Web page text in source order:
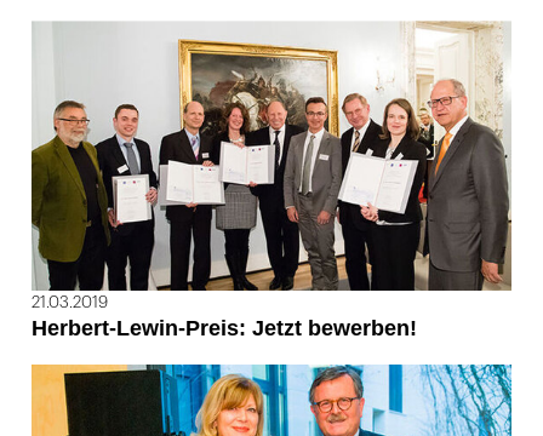
21.03.2019
Herbert-Lewin-Preis: Jetzt bewerben!